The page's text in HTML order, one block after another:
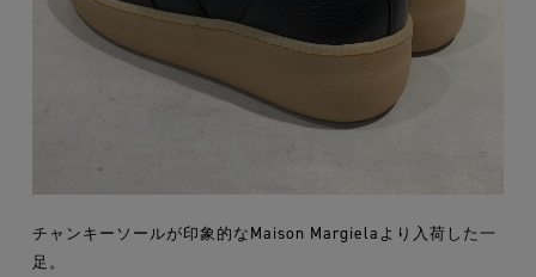
チャンキーソールが印象的なMaison Margielaより入荷した一
足。